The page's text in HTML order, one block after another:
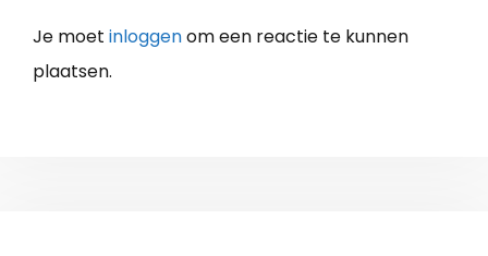
Je moet inloggenom een reactie te kunnen
plaatsen.